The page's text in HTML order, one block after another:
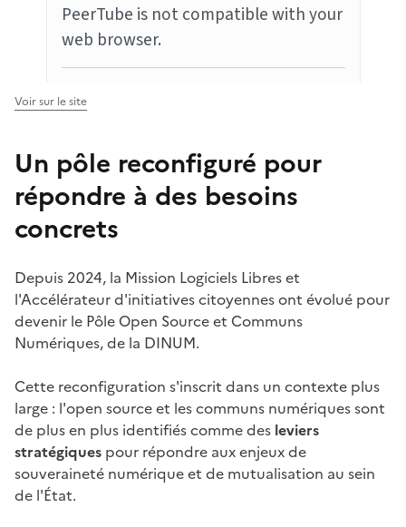
Voir sur le site
Un pôle reconfiguré pour
répondre à des besoins
concrets
Depuis 2024, la Mission Logiciels Libres et
l'Accélérateur d'initiatives citoyennes ont évolué pour
devenir le Pôle Open Source et Communs
Numériques, de la DINUM.
Cette reconfiguration s'inscrit dans un contexte plus
large : l'open source et les communs numériques sont
de plus en plus identifiés comme des leviers
stratégiques pour répondre aux enjeux de
souveraineté numérique et de mutualisation au sein
de l'État.